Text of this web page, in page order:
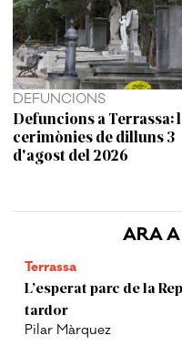
ARA
Terrassa
L’esperat parc de la
tardor
Pilar Màrquez
DEFUNCIONS
Defuncions a Terrassa:
cerimònies de dilluns 3
d'agost del 2026